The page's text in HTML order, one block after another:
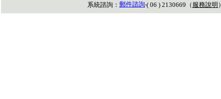
系統諮詢： 郵件諮詢‧( 06 ) 2130669（ 服務說明